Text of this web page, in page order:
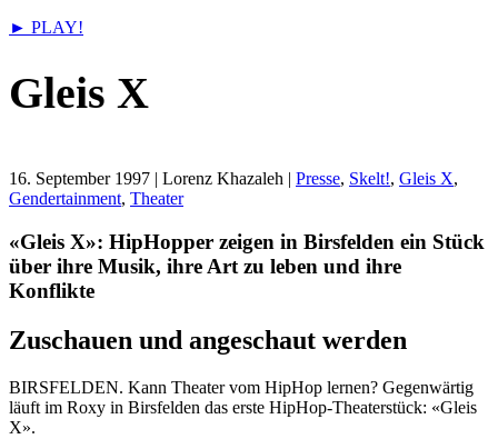
► PLAY!
Gleis X
16. September 1997 | Lorenz Khazaleh | Presse, Skelt!, Gleis X,
Gendertainment, Theater
«Gleis X»: HipHopper zeigen in Birsfelden ein Stück
über ihre Musik, ihre Art zu leben und ihre
Konflikte
Zuschauen und angeschaut werden
BIRSFELDEN. Kann Theater vom HipHop lernen? Gegenwärtig
läuft im Roxy in Birsfelden das erste HipHop-Theaterstück: «Gleis
X».